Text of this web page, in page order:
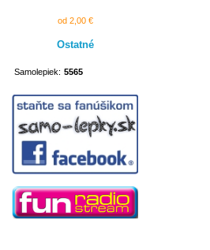
od 2,00 €
Ostatné
Samolepiek: 5565